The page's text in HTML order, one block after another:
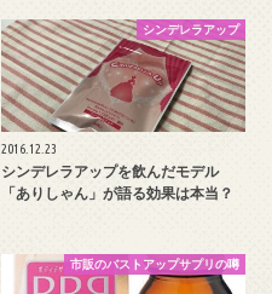
シンデレラアップ
2016.12.23
シンデレラアップを飲んだモデル
「ありしゃん」が語る効果は本当？
市販のバストアップサプリの噂